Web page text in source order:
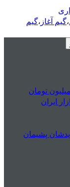
،گیم آغاز ،گیم
پشیمان